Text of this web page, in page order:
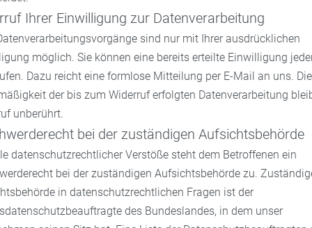
Ihrer Einwilligung zur Datenverarbeitung
sind nur mit Ihrer ausdrücklichen
möglich. Sie können eine bereits erteilte Einwilligung
Dazu reicht eine formlose Mitteilung per E-Mail an uns. Die
der bis zum Widerruf erfolgten Datenverarbeitung
unberührt.
bei der zuständigen Aufsichtsbehörde
datenschutzrechtlicher Verstöße steht dem Betroffenen ein
bei der zuständigen Aufsichtsbehörde zu.
in datenschutzrechtlichen Fragen ist der
des Bundeslandes, in dem unser